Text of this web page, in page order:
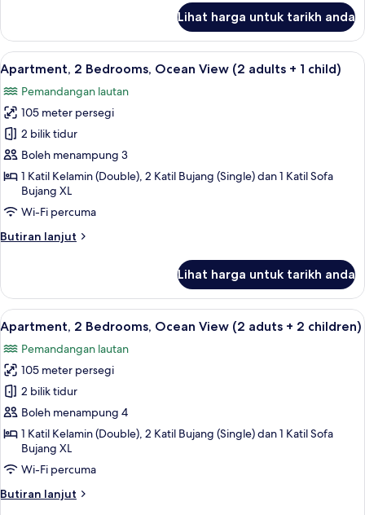
2
Bedrooms,
Ocean
View
(2
adults)
Lihat harga untuk tarikh anda
Lihat
semua
foto
untuk
Apartment,
2
Bedrooms,
Ocean
View
(2
adults
1
child)
2 bilik tidur, peti besi dalam bilik,
10
Apartment, 2 Bedrooms, Ocean View (2 adults + 1 child)
Pemandangan lautan
105 meter persegi
2 bilik tidur
Boleh menampung 3
1 Katil Kelamin (Double), 2 Katil Bujang (Single) dan 1 Katil Sofa
Bujang XL
Wi-Fi percuma
Butiran lanjut
Butiran
2
Bedrooms,
Ocean
View
(2
adults
+
child)
Lihat harga untuk tarikh anda
Lihat
semua
foto
untuk
Apartment,
2
Bedrooms,
Ocean
View
(2
aduts
2 bilik tidur, peti besi dalam bilik,
10
Apartment, 2 Bedrooms, Ocean View (2 aduts + 2 children)
Pemandangan lautan
105 meter persegi
2 bilik tidur
Boleh menampung 4
1 Katil Kelamin (Double), 2 Katil Bujang (Single) dan 1 Katil Sofa
Bujang XL
Wi-Fi percuma
Butiran lanjut
Butiran